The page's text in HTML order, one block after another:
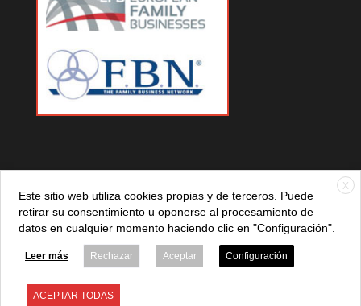
881 |Política de privacidad|Aviso legal |Política de cookies
X
Este sitio web utiliza cookies propias y de terceros. Puede
retirar su consentimiento u oponerse al procesamiento de
datos en cualquier momento haciendo clic en "Configuración".
Leer más Rechazar Aceptar Configuración
ACEPTAR TODAS